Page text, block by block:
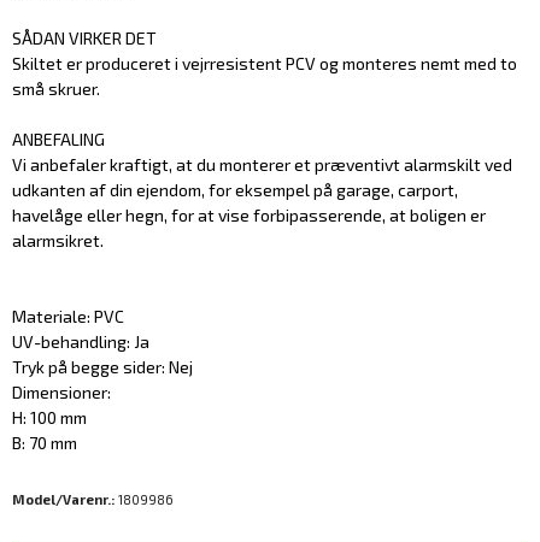
SÅDAN VIRKER DET
Skiltet er produceret i vejrresistent PCV og monteres nemt med to
små skruer.
ANBEFALING
Vi anbefaler kraftigt, at du monterer et præventivt alarmskilt ved
udkanten af din ejendom, for eksempel på garage, carport,
havelåge eller hegn, for at vise forbipasserende, at boligen er
alarmsikret.
Materiale: PVC
UV-behandling: Ja
Tryk på begge sider: Nej
Dimensioner:
H: 100 mm
B: 70 mm
Model/Varenr.: 1809986